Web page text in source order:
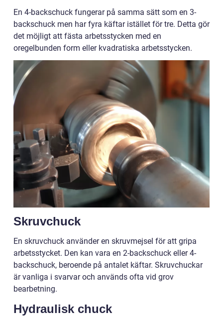
En 4-backschuck fungerar på samma sätt som en 3-
backschuck men har fyra käftar istället för tre. Detta gör
det möjligt att fästa arbetsstycken med en
oregelbunden form eller kvadratiska arbetsstycken.
Skruvchuck
En skruvchuck använder en skruvmejsel för att gripa
arbetsstycket. Den kan vara en 2-backschuck eller 4-
backschuck, beroende på antalet käftar. Skruvchuckar
är vanliga i svarvar och används ofta vid grov
bearbetning.
Hydraulisk chuck